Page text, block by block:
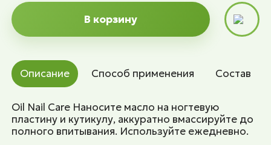
В корзину
Описание Способ применения Состав
Oil Nail Care Наносите масло на ногтевую
пластину и кутикулу, аккуратно вмассируйте до
полного впитывания. Используйте ежедневно.